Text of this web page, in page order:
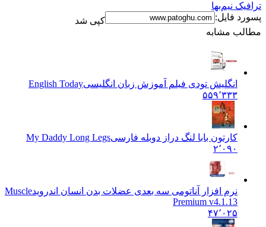
ترافیک نیم‌بها
پسورد فایل:
کپی شد
مطالب مشابه
انگلیش تودی فیلم آموزش زبان انگليسیEnglish Today
۵۵۹٬۳۳۳
کارتون بابا لنگ دراز دوبله فارسیMy Daddy Long Legs
۲٬۰۹۰
نرم افزار آناتومی سه بعدی عضلات بدن انسان اندرویدMuscle
Premium v4.1.13
۴۷٬۰۲۵